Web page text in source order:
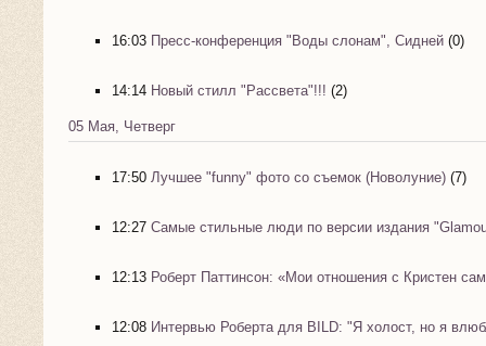
16:03 Пресс-конференция "Воды слонам", Сидней (0)
14:14 Новый стилл "Рассвета"!!! (2)
05 Мая, Четверг
17:50 Лучшее "funny" фото со съемок (Новолуние) (7)
12:27 Самые стильные люди по версии издания
12:13 Роберт Паттинсон: «Мои отношения с Кристен
12:08 Интервью Роберта для BILD: "Я холост, но я